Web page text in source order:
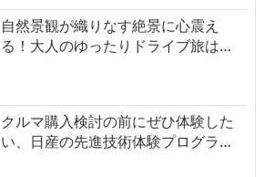
自然景観が織りなす絶景に心震え
る！大人のゆったりドライブ旅は…
クルマ購入検討の前にぜひ体験した
い、日産の先進技術体験プログラ…